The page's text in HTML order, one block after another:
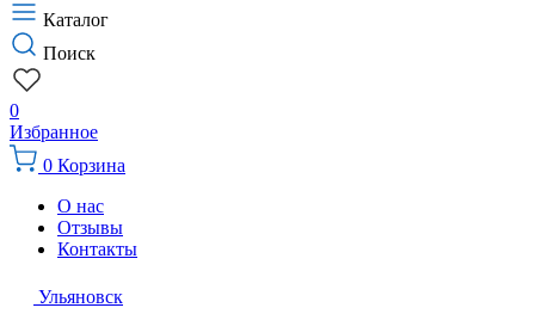
Каталог
Поиск
0
Избранное
0 Корзина
О нас
Отзывы
Контакты
Ульяновск